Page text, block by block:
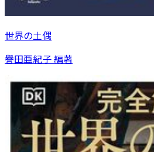
世界の土偶
譽田亜紀子 編著